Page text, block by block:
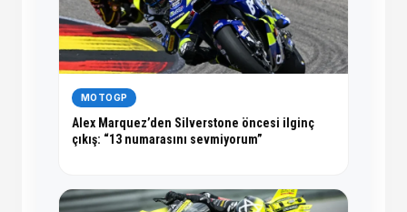
MOTOGP
Alex Marquez’den Silverstone öncesi ilginç
çıkış: “13 numarasını sevmiyorum”